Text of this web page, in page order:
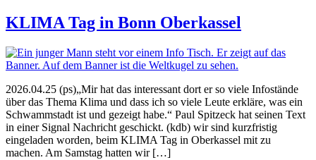
KLIMA Tag in Bonn Oberkassel
2026.04.25 (ps)„Mir hat das interessant dort er so viele Infostände
über das Thema Klima und dass ich so viele Leute erkläre, was ein
Schwammstadt ist und gezeigt habe.“ Paul Spitzeck hat seinen Text
in einer Signal Nachricht geschickt. (kdb) wir sind kurzfristig
eingeladen worden, beim KLIMA Tag in Oberkassel mit zu
machen. Am Samstag hatten wir […]